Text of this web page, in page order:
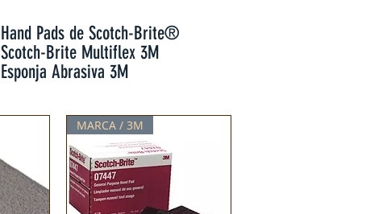
Hand Pads de Scotch-Brite®
Scotch-Brite Multiflex 3M
Esponja Abrasiva 3M
MARCA / 3M